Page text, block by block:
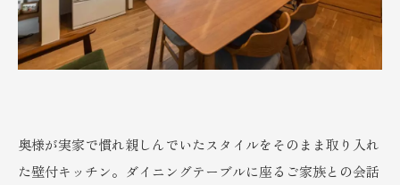
奥様が実家で慣れ親しんでいたスタイルをそのまま取り入れ
た壁付キッチン。ダイニングテーブルに座るご家族との会話